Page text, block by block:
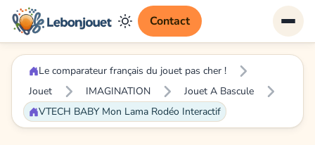
Contact
Le comparateur français du jouet pas cher !
Jouet
IMAGINATION
Jouet A Bascule
VTECH BABY Mon Lama Rodéo Interactif